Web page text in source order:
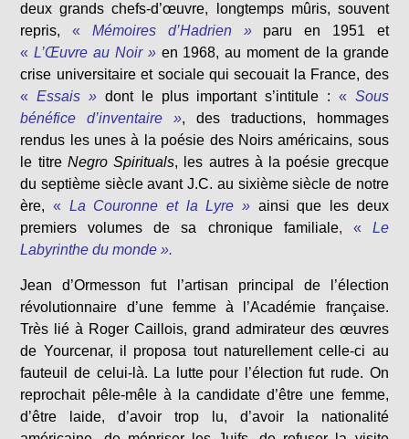
deux grands chefs-d’œuvre, longtemps mûris, souvent
repris,
« Mémoires d’Hadrien »
paru en 1951 et
«L’Œuvre au Noir »en 1968, au moment de la grande
crise universitaire et sociale qui secouait la France, des
«Essais » dont le plus important s’intitule : « Sous
bénéfice d’inventaire », des traductions, hommages
rendus les unes à la poésie des Noirs américains, sous
le titre Negro Spirituals, les autres à la poésie grecque
du septième siècle avant J.C. au sixième siècle de notre
ère, « La Couronne et la Lyre » ainsi que les deux
premiers volumes de sa chronique familiale, « Le
Labyrinthe du monde ».
Jean d’Ormesson fut l’artisan principal de l’élection
révolutionnaire d’une femme à l’Académie française.
Très lié à Roger Caillois, grand admirateur des œuvres
de Yourcenar, il proposa tout naturellement celle-ci au
fauteuil de celui-là. La lutte pour l’élection fut rude. On
reprochait pêle-mêle à la candidate d’être une femme,
d’être laide, d’avoir trop lu, d’avoir la nationalité